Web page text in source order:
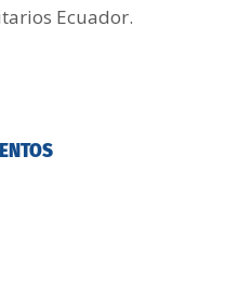
Ecuador.